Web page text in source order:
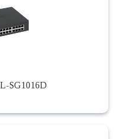
SG1016D